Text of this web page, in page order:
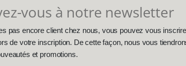
vous à notre newsletter
pas encore client chez nous, vous pouvez vous
de votre inscription. De cette façon, nous vous
et promotions.